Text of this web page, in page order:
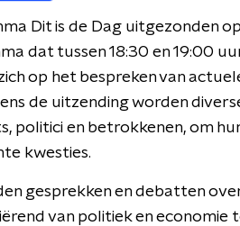
Dit is de Dag uitgezonden op
dat tussen 18:30 en 19:00
op het bespreken van
de uitzending worden
politici en betrokkenen, om
kwesties.
gesprekken en debatten
van politiek en economie